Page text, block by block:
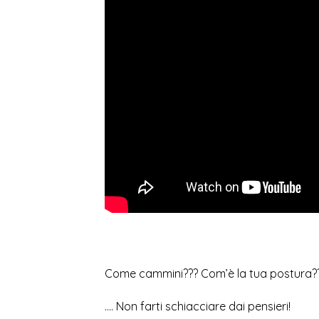
Come cammini??? Com’è la tua
…. Non farti schiacciare dai pensieri!